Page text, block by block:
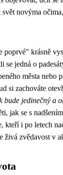
novýma
poprvé" krásně
se jedná o
města nebo
si zachováte
bude jedinečný a
jak se s
kteří i po letech
živá zvědavost v